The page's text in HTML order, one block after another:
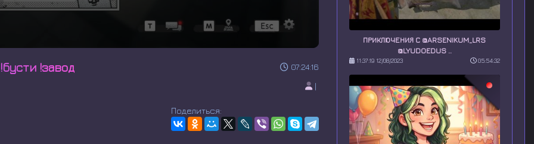
07:24:16
!завод
|
Поделиться:
ПРИКЛЮЧЕНИЯ С @ARSENIKUM_LRS
@LYUDOEDUS ..
11:37:19 12/08/2023 05:54:32